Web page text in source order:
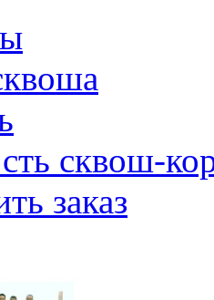
сквош-
заказ